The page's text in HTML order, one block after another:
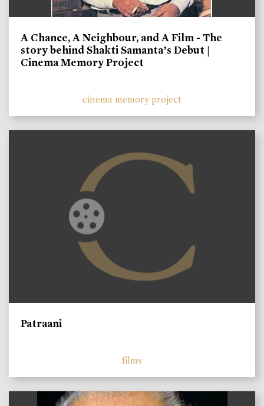
A Chance, A Neighbour, and A Film - The
story behind Shakti Samanta’s Debut |
Cinema Memory Project
cinema memory project
Patraani
films